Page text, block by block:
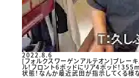
2022.8.6
[フォルクスワーゲンアルテオン]ブレー
ル！フロント6ポッドにリア4ポッド！
状態！なんか最近武田が指示してくる様